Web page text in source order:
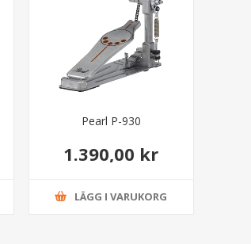
Pearl P-930
1.390,00 kr
LÄGG I VARUKORG